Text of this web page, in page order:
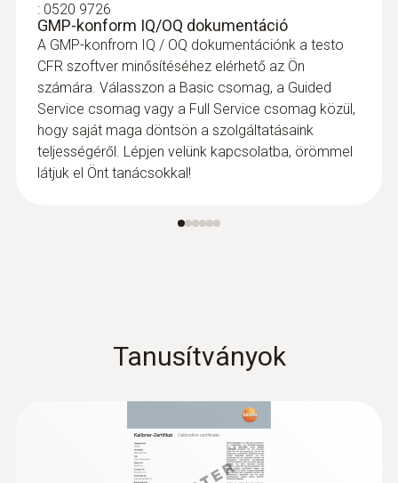
: 0520 9726
GMP-konform IQ/OQ dokumentáció
A GMP-konfrom IQ / OQ dokumentációnk a testo
CFR szoftver minősítéséhez elérhető az Ön
számára. Válasszon a Basic csomag, a Guided
Service csomag vagy a Full Service csomag közül,
hogy saját maga döntsön a szolgáltatásaink
teljességéről. Lépjen velünk kapcsolatba, örömmel
látjuk el Önt tanácsokkal!
Tanusítványok